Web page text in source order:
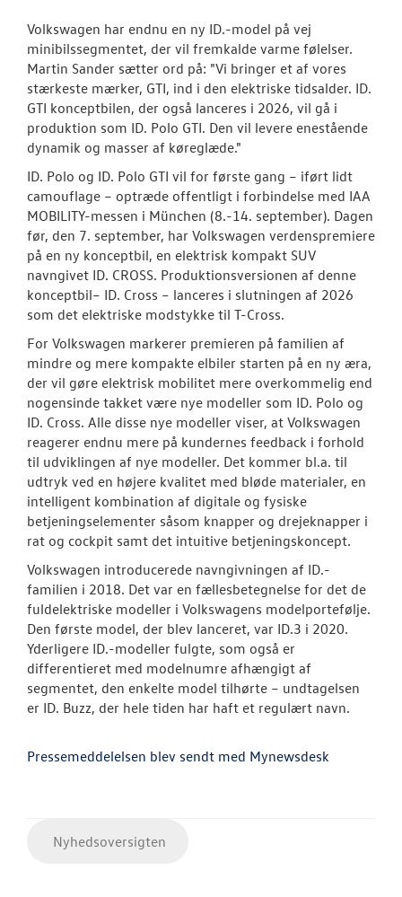
Volkswagen har endnu en ny ID.-model på vej
minibilssegmentet, der vil fremkalde varme følelser.
Martin Sander sætter ord på: "Vi bringer et af vores
stærkeste mærker, GTI, ind i den elektriske tidsalder. ID.
GTI konceptbilen, der også lanceres i 2026, vil gå i
produktion som ID. Polo GTI. Den vil levere enestående
dynamik og masser af køreglæde."
ID. Polo og ID. Polo GTI vil for første gang – iført lidt
camouflage – optræde offentligt i forbindelse med IAA
MOBILITY-messen i München (8.-14. september). Dagen
før, den 7. september, har Volkswagen verdenspremiere
på en ny konceptbil, en elektrisk kompakt SUV
navngivet ID. CROSS. Produktionsversionen af denne
konceptbil– ID. Cross – lanceres i slutningen af 2026
som det elektriske modstykke til T-Cross.
For Volkswagen markerer premieren på familien af
mindre og mere kompakte elbiler starten på en ny æra,
der vil gøre elektrisk mobilitet mere overkommelig end
nogensinde takket være nye modeller som ID. Polo og
ID. Cross. Alle disse nye modeller viser, at Volkswagen
reagerer endnu mere på kundernes feedback i forhold
til udviklingen af nye modeller. Det kommer bl.a. til
udtryk ved en højere kvalitet med bløde materialer, en
intelligent kombination af digitale og fysiske
betjeningselementer såsom knapper og drejeknapper i
rat og cockpit samt det intuitive betjeningskoncept.
Volkswagen introducerede navngivningen af ID.-
familien i 2018. Det var en fællesbetegnelse for det de
fuldelektriske modeller i Volkswagens modelportefølje.
Den første model, der blev lanceret, var ID.3 i 2020.
Yderligere ID.-modeller fulgte, som også er
differentieret med modelnumre afhængigt af
segmentet, den enkelte model tilhørte – undtagelsen
er ID. Buzz, der hele tiden har haft et regulært navn.
Pressemeddelelsen blev sendt med Mynewsdesk
Nyhedsoversigten